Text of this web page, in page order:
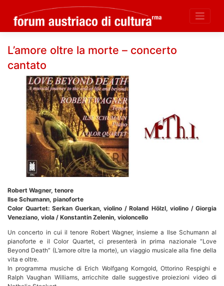
Skip
content
L’amore oltre la morte – concerto
cantato
Robert Wagner, tenore
Ilse Schumann, pianoforte
Color Quartet: Serkan Guerkan, violino / Roland Hölzl, violino / Giorgia
Veneziano, viola / Konstantin Zelenin, violoncello
Un concerto in cui il tenore Robert Wagner, insieme a Ilse Schumann al
pianoforte e il Color Quartet, ci presenterà in prima nazionale “Love
Beyond Death” (L’amore oltre la morte), un viaggio musicale alla fine della
vita e oltre.
In programma musiche di Erich Wolfgang Korngold, Ottorino Respighi e
Ralph Vaughan Williams, arricchite dalle suggestive proiezioni video di